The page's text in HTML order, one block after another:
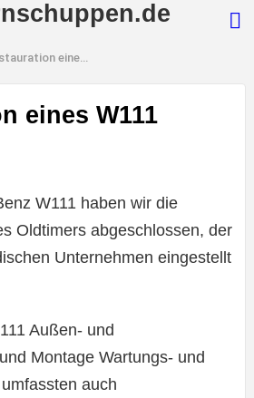
eines W111 Coupes
eines W111
W111 haben wir die
Oldtimers abgeschlossen, der
Unternehmen eingestellt
Außen- und
Montage Wartungs- und
auch